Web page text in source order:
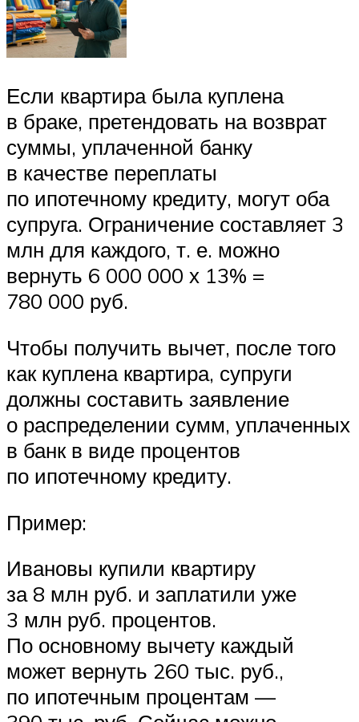
Если квартира была куплена
в браке, претендовать на возврат
суммы, уплаченной банку
в качестве переплаты
по ипотечному кредиту, могут оба
супруга. Ограничение составляет 3
млн для каждого, т. е. можно
вернуть 6 000 000 х 13% =
780 000 руб.
Чтобы получить вычет, после того
как куплена квартира, супруги
должны составить заявление
о распределении сумм, уплаченных
в банк в виде процентов
по ипотечному кредиту.
Пример:
Ивановы купили квартиру
за 8 млн руб. и заплатили уже
3 млн руб. процентов.
По основному вычету каждый
может вернуть 260 тыс. руб.,
по ипотечным процентам —